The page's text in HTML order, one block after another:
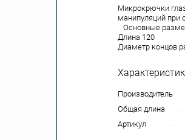
Микрокрючки
манипуляций при
Основные
Длина 120
Диаметр концов
Производитель
Общая длина
Артикул